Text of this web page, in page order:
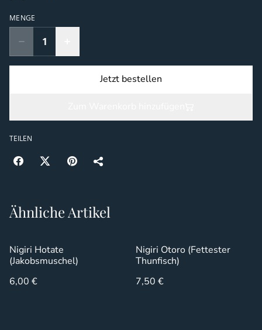
MENGE
Jetzt bestellen
TEILEN
Ähnliche Artikel
Nigiri Hotate
(Jakobsmuschel)
6,00 €
Nigiri Otoro (Fettester
Thunfisch)
7,50 €